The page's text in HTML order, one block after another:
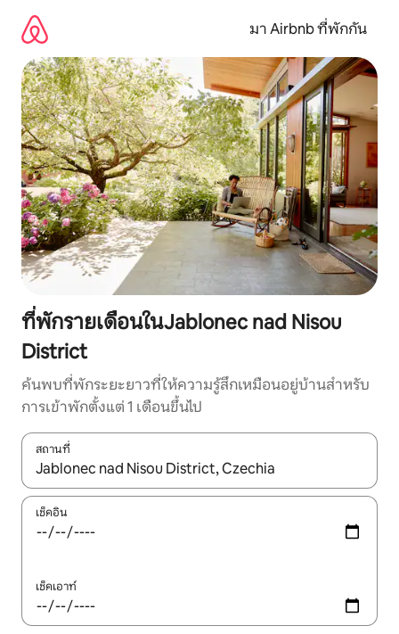
เนื้อหา
มา Airbnb ที่พักกัน
ที่พักรายเดือนในJablonec nad Nisou
District
ค้นพบที่พักระยะยาวที่ให้ความรู้สึกเหมือนอยู่บ้านสำหรับ
การเข้าพักตั้งแต่ 1 เดือนขึ้นไป
สถานที่
ใช้ลูกศรขึ้นลง หรือใช้การสัมผัสหรือปัด เพื่อสำรวจผลการค้นหา
เช็คอิน
เช็คเอาท์